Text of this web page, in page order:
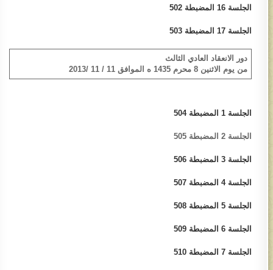
الجلسة 16​ المضبطة 502​
الجلسة 17 المضبطة​​ 503​
دور الانعقاد العادي الثالث
من يوم الاثنين 8 محرم 1435 ه الموافق 11 / 11 /2013
الجلسة 1 المضبطة 504​
الجلسة 2 المضبطة 505
الجلسة 3 المضبطة​ 506​
الجلسة 4​ المضبطة 507​
الجلسة 5 ​​المضبطة 508
الجلسة 6 المضبطة ​509
الجلسة 7 ​المضبطة 510